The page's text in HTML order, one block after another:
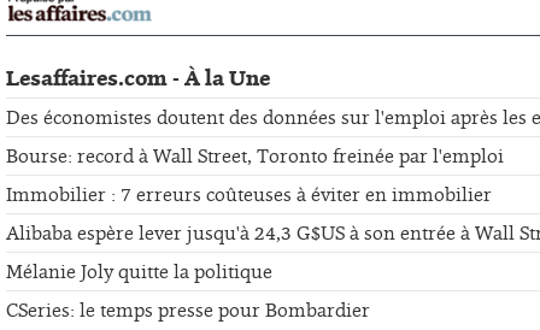
Lesaffaires.com - À la Une
Des économistes doutent des données sur l'emploi après
Bourse: record à Wall Street, Toronto freinée par l'emploi
Immobilier : 7 erreurs coûteuses à éviter en immobilier
Alibaba espère lever jusqu'à 24,3 G$US à son entrée à Wall
Mélanie Joly quitte la politique
CSeries: le temps presse pour Bombardier